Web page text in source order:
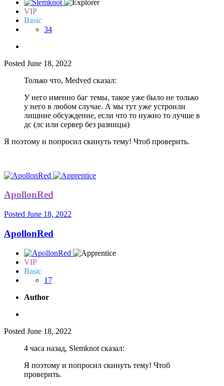
VIP
Basic
34
Posted June 18, 2022
Только что, Medved сказал:
У него именно баг темы, такое уже было не только
у него в любом случае. А мы тут уже устроили
лишние обсуждение, если что то нужно то лучше в
дс (лс или сервер без разницы)
Я поэтому и попросил скинуть тему! Чтоб проверить.
ApollonRed
Posted June 18, 2022
ApollonRed
VIP
Basic
17
Author
Posted June 18, 2022
4 часа назад, Slemknot сказал:
Я поэтому и попросил скинуть тему! Чтоб
проверить.